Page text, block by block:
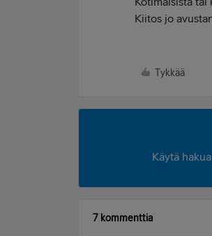
Kiitos jo
Tykkää
Käytä
7 kommenttia